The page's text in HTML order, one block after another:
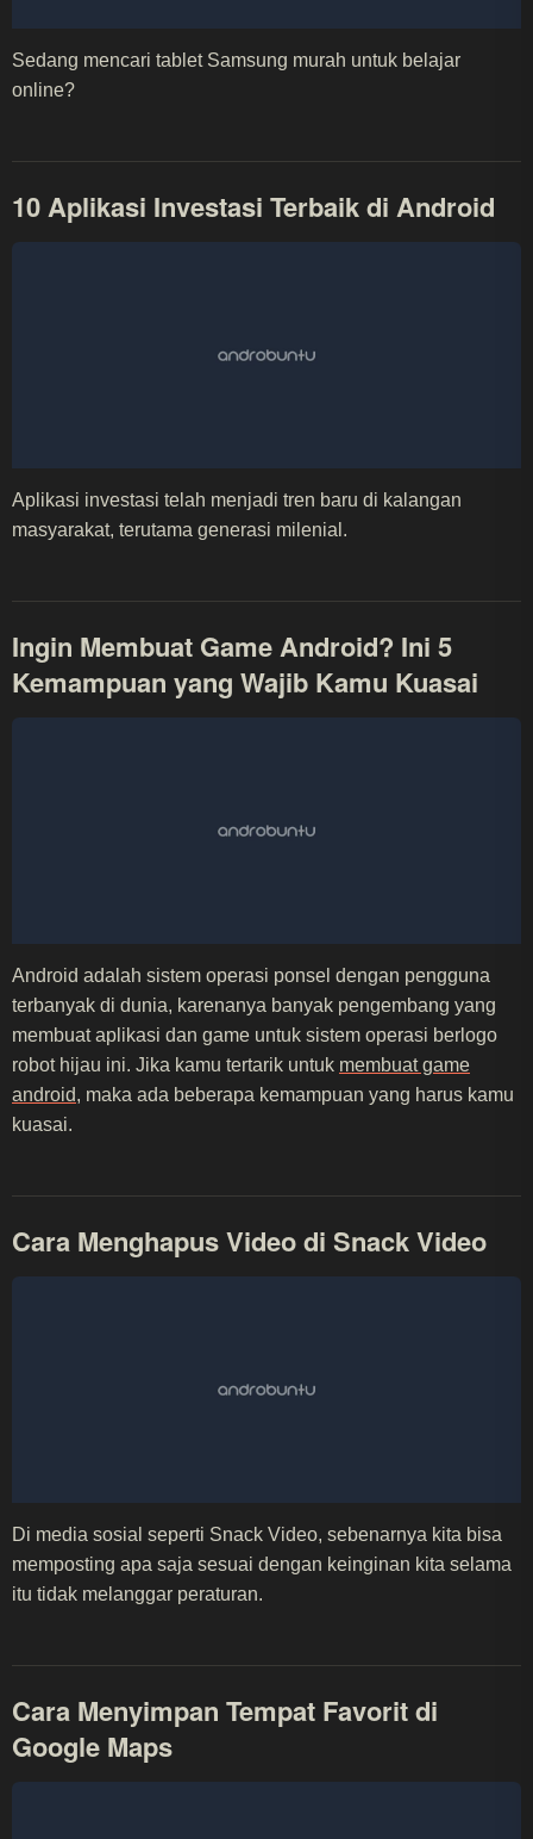
Sedang mencari tablet Samsung murah untuk belajar
online?
10 Aplikasi Investasi Terbaik di Android
Aplikasi investasi telah menjadi tren baru di kalangan
masyarakat, terutama generasi milenial.
Ingin Membuat Game Android? Ini 5
Kemampuan yang Wajib Kamu Kuasai
Android adalah sistem operasi ponsel dengan pengguna
terbanyak di dunia, karenanya banyak pengembang yang
membuat aplikasi dan game untuk sistem operasi berlogo
robot hijau ini. Jika kamu tertarik untuk membuat game
android, maka ada beberapa kemampuan yang harus kamu
kuasai.
Cara Menghapus Video di Snack Video
Di media sosial seperti Snack Video, sebenarnya kita bisa
memposting apa saja sesuai dengan keinginan kita selama
itu tidak melanggar peraturan.
Cara Menyimpan Tempat Favorit di
Google Maps